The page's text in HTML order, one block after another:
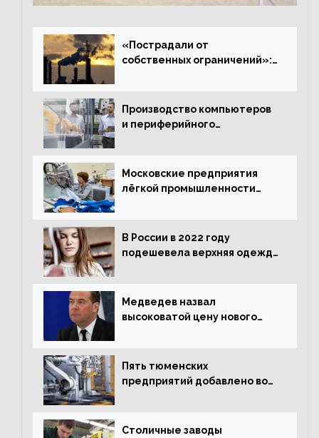
«Пострадали от
собственных ограничений»:
промышленности
Производство компьютеров
и периферийного
Московские предприятия
лёгкой промышленности
В России в 2022 году
подешевела верхняя одежда
Медведев назвал
высоковатой цену нового
Пять тюменских
предприятий добавлено во
туризма
Столичные заводы